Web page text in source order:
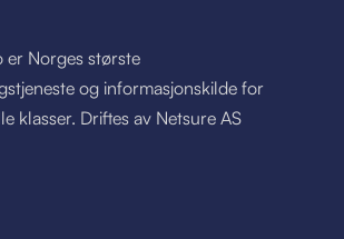
er Norges største
og informasjonskilde for
klasser. Driftes av Netsure AS